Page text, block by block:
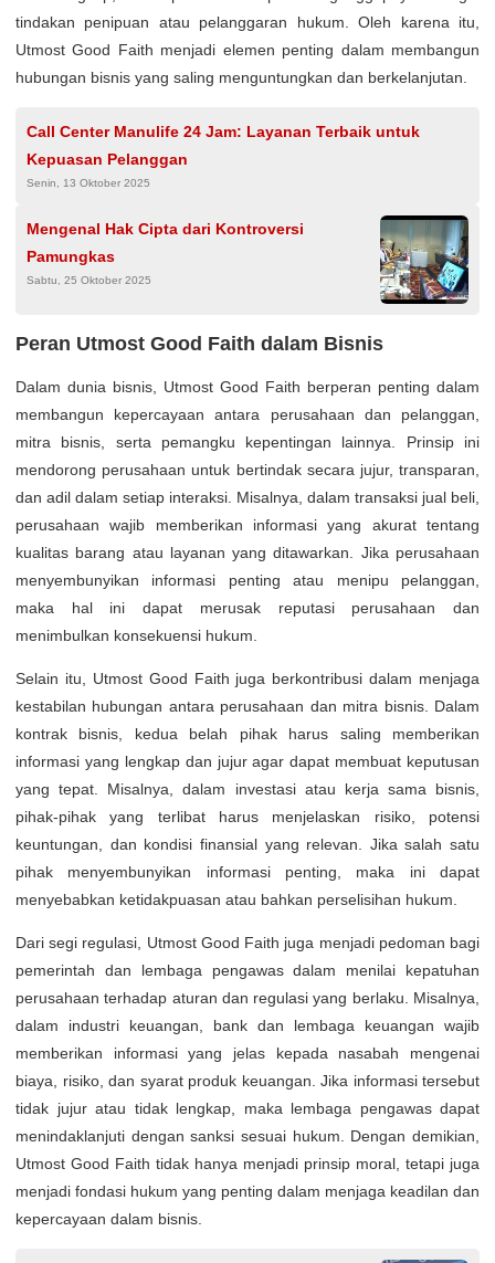
tindakan penipuan atau pelanggaran hukum. Oleh karena itu,
Utmost Good Faith menjadi elemen penting dalam membangun
hubungan bisnis yang saling menguntungkan dan berkelanjutan.
Call Center Manulife 24 Jam: Layanan Terbaik untuk
Kepuasan Pelanggan
Senin, 13 Oktober 2025
Mengenal Hak Cipta dari Kontroversi
Pamungkas
Sabtu, 25 Oktober 2025
Peran Utmost Good Faith dalam Bisnis
Dalam dunia bisnis, Utmost Good Faith berperan penting dalam
membangun kepercayaan antara perusahaan dan pelanggan,
mitra bisnis, serta pemangku kepentingan lainnya. Prinsip ini
mendorong perusahaan untuk bertindak secara jujur, transparan,
dan adil dalam setiap interaksi. Misalnya, dalam transaksi jual beli,
perusahaan wajib memberikan informasi yang akurat tentang
kualitas barang atau layanan yang ditawarkan. Jika perusahaan
menyembunyikan informasi penting atau menipu pelanggan,
maka hal ini dapat merusak reputasi perusahaan dan
menimbulkan konsekuensi hukum.
Selain itu, Utmost Good Faith juga berkontribusi dalam menjaga
kestabilan hubungan antara perusahaan dan mitra bisnis. Dalam
kontrak bisnis, kedua belah pihak harus saling memberikan
informasi yang lengkap dan jujur agar dapat membuat keputusan
yang tepat. Misalnya, dalam investasi atau kerja sama bisnis,
pihak-pihak yang terlibat harus menjelaskan risiko, potensi
keuntungan, dan kondisi finansial yang relevan. Jika salah satu
pihak menyembunyikan informasi penting, maka ini dapat
menyebabkan ketidakpuasan atau bahkan perselisihan hukum.
Dari segi regulasi, Utmost Good Faith juga menjadi pedoman bagi
pemerintah dan lembaga pengawas dalam menilai kepatuhan
perusahaan terhadap aturan dan regulasi yang berlaku. Misalnya,
dalam industri keuangan, bank dan lembaga keuangan wajib
memberikan informasi yang jelas kepada nasabah mengenai
biaya, risiko, dan syarat produk keuangan. Jika informasi tersebut
tidak jujur atau tidak lengkap, maka lembaga pengawas dapat
menindaklanjuti dengan sanksi sesuai hukum. Dengan demikian,
Utmost Good Faith tidak hanya menjadi prinsip moral, tetapi juga
menjadi fondasi hukum yang penting dalam menjaga keadilan dan
kepercayaan dalam bisnis.